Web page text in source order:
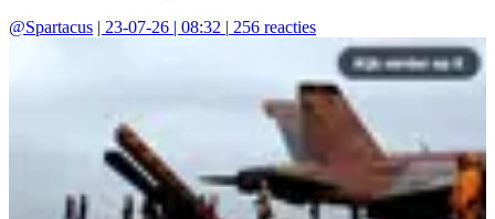
@Spartacus | 23-07-26 | 08:32 | 256 reacties